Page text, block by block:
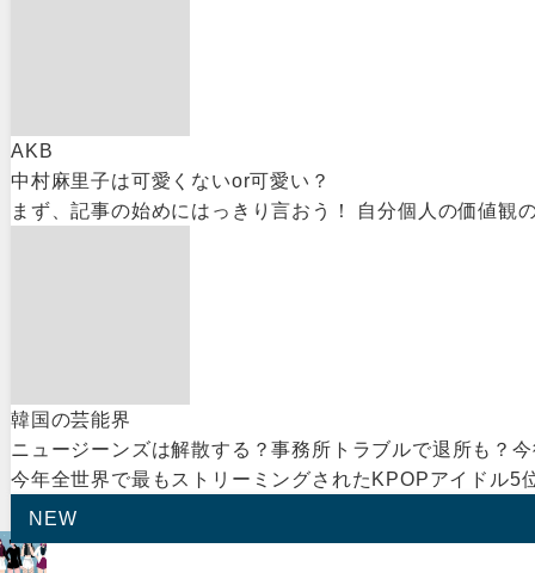
AKB
中村麻里子は可愛くないor可愛い？
まず、記事の始めにはっきり言おう！ 自分個人の価値
韓国の芸能界
ニュージーンズは解散する？事務所トラブルで退所も？
今年全世界で最もストリーミングされたKPOPアイドル
NEW